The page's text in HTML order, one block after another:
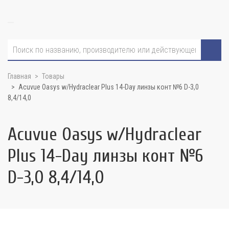
Главная
Товары
Acuvue Oasys w/Hydraclear Plus 14-Day линзы конт №6 D-3,0
8,4/14,0
Acuvue Oasys w/Hydraclear
Plus 14-Day линзы конт №6
D-3,0 8,4/14,0